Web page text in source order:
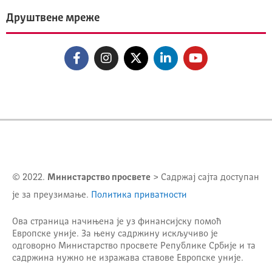
Друштвене мреже
© 2022. Министарство просвете > Садржај сајта доступан
је за преузимање. Политика приватности
Ова страница начињена је уз финансијску помоћ
Европске уније. За њену садржину искључиво је
одговорно Министарство просвете Републике Србије и та
садржина нужно не изражава ставове Европске уније.